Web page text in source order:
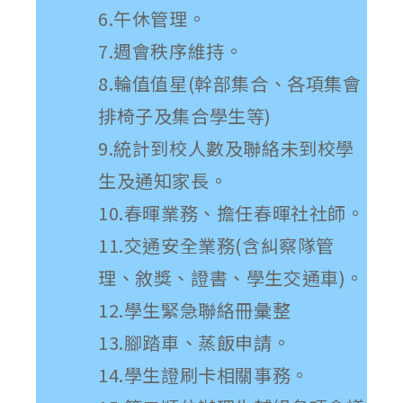
6.午休管理。
7.週會秩序維持。
8.輪值值星(幹部集合、各項集會
排椅子及集合學生等)
9.統計到校人數及聯絡未到校學
生及通知家長。
10.春暉業務、擔任春暉社社師。
11.交通安全業務(含糾察隊管
理、敘獎、證書、學生交通車)。
12.學生緊急聯絡冊彙整
13.腳踏車、蒸飯申請。
14.學生證刷卡相關事務。